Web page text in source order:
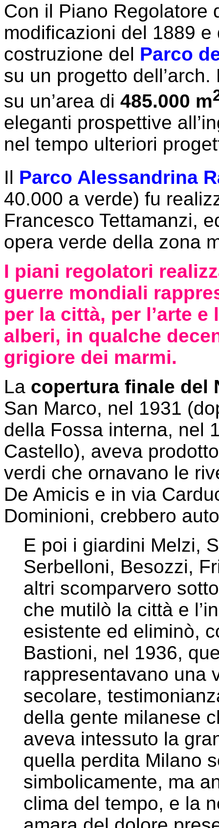
Con il Piano Regolatore
modificazioni del 1889
costruzione del Parco
su un progetto
su un’area di 485.000 m
eleganti prospettive
nel tempo ulteriori
Il Parco Alessandrina
40.000 a verde) fu
Francesco Tettamanzi,
opera verde della zona
I piani regolatori
guerre mondiali
per la città, per l’arte
alberi, in qualche
grigiore dei marmi.
La copertura finale del
San Marco, nel 1931
della Fossa interna, nel
Castello), aveva
verdi che ornavano le
De Amicis e in via
Dominioni, crebbero
E poi i giardini Melzi,
Serbelloni, Besozzi,
altri scomparvero
che mutilò la città e
esistente ed eliminò,
Bastioni, nel 1936,
rappresentavano una
secolare,
della gente milanese
aveva intessuto la
quella perdita Milano
simbolicamente, ma
clima del tempo, e la